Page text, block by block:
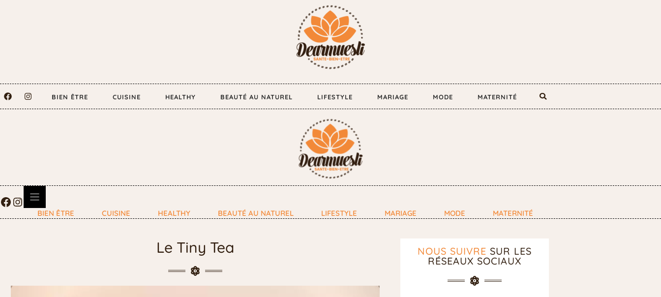
BIEN ÊTRE CUISINE HEALTHY BEAUTÉ AU NATUREL LIFESTYLE MARIAGE MODE MATERNITÉ
BIEN ÊTRE CUISINE HEALTHY BEAUTÉ AU NATUREL LIFESTYLE MARIAGE MODE MATERNITÉ
Le Tiny Tea NOUS SUIVRE SUR LES
RÉSEAUX SOCIAUX